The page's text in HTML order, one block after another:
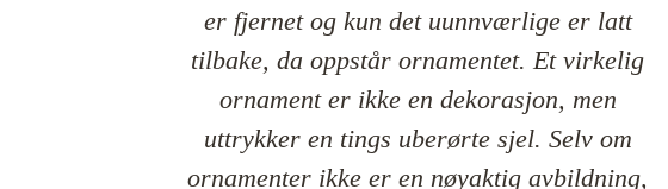
er fjernet og kun det uunnværlige er latt
tilbake, da oppstår ornamentet. Et virkelig
ornament er ikke en dekorasjon, men
uttrykker en tings uberørte sjel. Selv om
ornamenter ikke er en nøyaktig avbildning,